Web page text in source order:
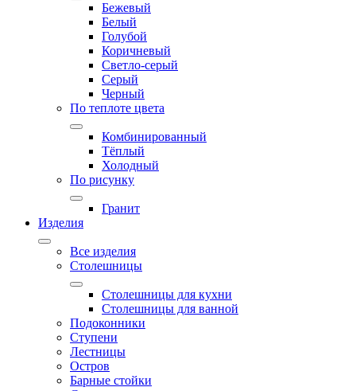
Бежевый
Белый
Голубой
Коричневый
Светло-серый
Серый
Черный
По теплоте цвета
Комбинированный
Тёплый
Холодный
По рисунку
Гранит
Изделия
Все изделия
Столешницы
Столешницы для кухни
Столешницы для ванной
Подоконники
Ступени
Лестницы
Остров
Барные стойки